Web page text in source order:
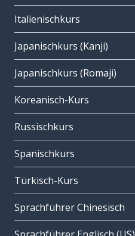
Italienischkurs
Japanischkurs (Kanji)
Japanischkurs (Romaji)
Koreanisch-Kurs
Russischkurs
Spanischkurs
Türkisch-Kurs
Sprachführer Chinesisch